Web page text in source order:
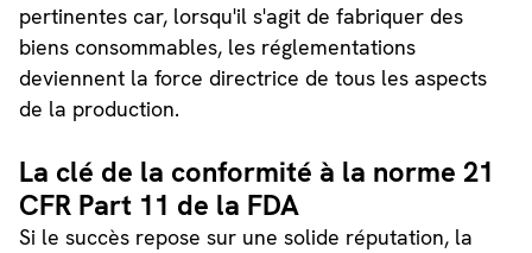
pertinentes car, lorsqu'il s'agit de fabriquer des
biens consommables, les réglementations
deviennent la force directrice de tous les aspects
de la production.
La clé de la conformité à la norme 21
CFR Part 11 de la FDA
Si le succès repose sur une solide réputation, la